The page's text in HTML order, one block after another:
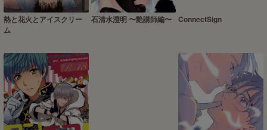
熱と花火とアイスクリー
ム
石清水澄明 〜艶講師編〜 ConnectSign